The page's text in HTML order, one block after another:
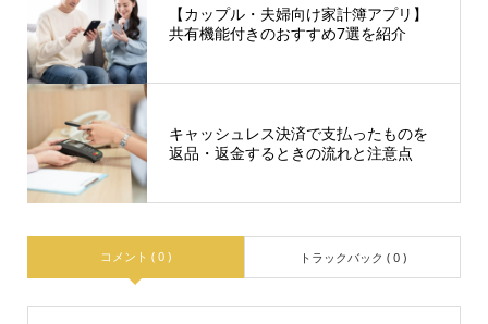
【カップル・夫婦向け家計簿アプリ】
共有機能付きのおすすめ7選を紹介
キャッシュレス決済で支払ったものを
返品・返金するときの流れと注意点
コメント ( 0 ) トラックバック ( 0 )